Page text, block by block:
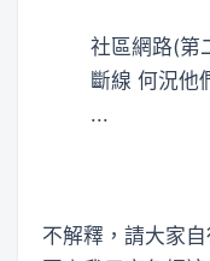
社區網路(第
斷線 何況他
...
不解釋，請大家